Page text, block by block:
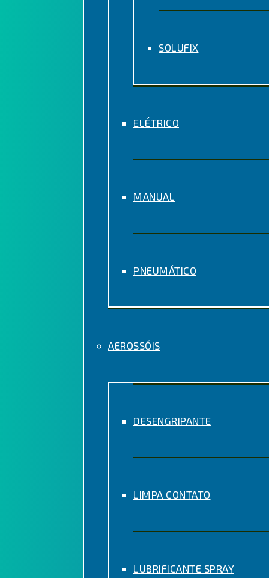
SOLUFIX
ELÉTRICO
MANUAL
PNEUMÁTICO
AEROSSÓIS
DESENGRIPANTE
LIMPA CONTATO
LUBRIFICANTE SPRAY